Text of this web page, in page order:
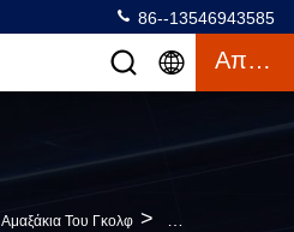
86--13546943585
Απόσπασμα
Αμαξάκια Του Γκολφ > Χρώμα Επιλεξιμό